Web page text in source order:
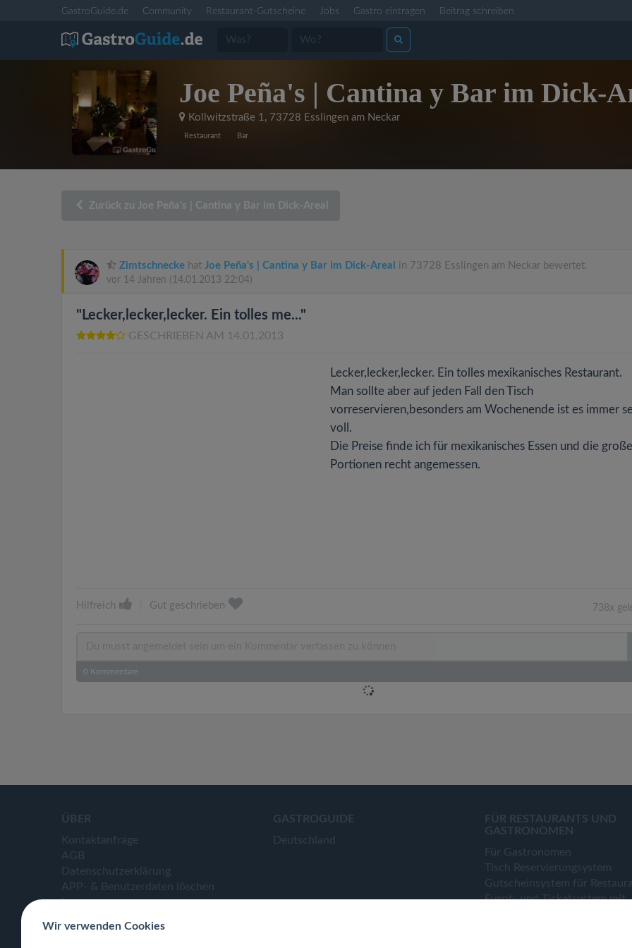
GastroGuide.de Community Restaurant-Gutscheine Jobs Gastro eintragen Beitrag schreiben
Joe Peña's | Cantina y Bar im Dick-
Kollwitzstraße 1, 73728 Esslingen am Neckar
Restaurant Bar
Zurück zu Joe Peña's | Cantina y Bar im Dick-Areal
Zimtschnecke hat Joe Peña's | Cantina y Bar im Dick-Areal in 73728 Esslingen am Neckar bewertet.
vor 14 Jahren (14.01.2013 22:04)
"Lecker,lecker,lecker. Ein tolles me..."
GESCHRIEBEN AM 14.01.2013
Lecker,lecker,lecker. Ein tolles mexikanisches Restaurant.
Man sollte aber auf jeden Fall den Tisch
vorreservieren,besonders am Wochenende ist es immer
voll.
Die Preise finde ich für mexikanisches Essen und die
Portionen recht angemessen.
Hilfreich Gut geschrieben 738x
0 Kommentare
ÜBER
Kontaktanfrage
AGB
Datenschutzerklärung
APP- & Benutzerdaten löschen
Impressum
GASTROGUIDE
Deutschland
FÜR RESTAURANTS UND
GASTRONOMEN
Für Gastronomen
Tisch Reservierungsystem
Gutscheinsystem für
Event- und Ticketsystem mit
Wir verwenden Cookies